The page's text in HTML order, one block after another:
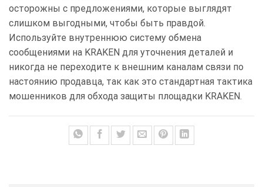
осторожны с предложениями, которые выглядят
слишком выгодными, чтобы быть правдой.
Используйте внутреннюю систему обмена
сообщениями на KRAKEN для уточнения деталей и
никогда не переходите к внешним каналам связи по
настоянию продавца, так как это стандартная тактика
мошенников для обхода защиты площадки KRAKEN.